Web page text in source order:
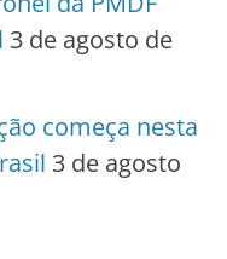
3 de agosto de
começa nesta
3 de agosto